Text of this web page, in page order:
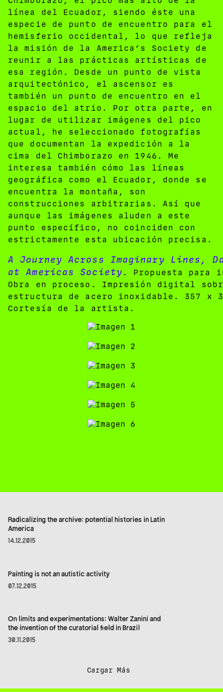
línea del Ecuador, siendo éste una
especie de punto de encuentro para el
hemisferio occidental, lo que refleja
la misión de la America’s Society de
reunir a las prácticas artísticas de
esa región. Desde un punto de vista
arquitectónico, el ascensor es
también un punto de encuentro en el
espacio del atrio. Por otra parte, en
lugar de utilizar imágenes del pico
actual, he seleccionado fotografías
que documentan la expedición a la
cima del Chimborazo en 1946. Me
interesa también cómo las líneas
geográfica como el Ecuador, donde se
encuentra la montaña, son
construcciones arbitrarias. Así que
aunque las imágenes aluden a este
punto específico, no coinciden con
estrictamente esta ubicación precisa.
A Journey Across Imaginary Lines,
at Americas Society . Propuesta para
Obra en proceso. Impresión digital
estructura de acero inoxidable. 357 x
Cortesía de la artista.
Radicalizing the archive: potential histories in Latin
America
14.12.2015
Painting is not an autistic activity
07.12.2015
On limits and experimentations: Walter Zanini and
the invention of the curatorial field in Brazil
30.11.2015
Cargar Más